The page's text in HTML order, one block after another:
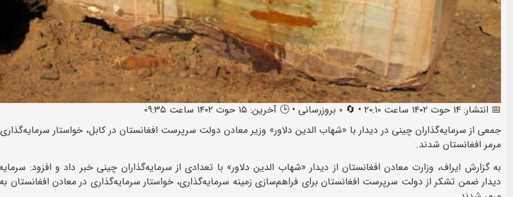
📅 انتشار: ۱۴ حوت ۱۴۰۲ ساعت ۲۰:۱۰ • 🔄 ۰ بروزرسانی • 🕒 آخرین: ۱۵ حوت ۱۴۰۲ ساعت ۰۹:۳۵
جمعی از سرمایه‌گذاران چینی در دیدار با «شهاب الدین دلاور» وزیر معادن دولت سرپرست افغانستان در کابل، خواستار
مرمر افغانستان شدند.
به گزارش ایراف، وزارت معادن افغانستان از دیدار «شهاب الدین دلاور» با تعدادی از سرمایه‌گذاران چینی خبر داد و افزود:
دیدار ضمن تشکر از دولت سرپرست افغانستان برای فراهم‌سازی زمینه سرمایه‌گذاری، خواستار سرمایه‌گذاری در معادن